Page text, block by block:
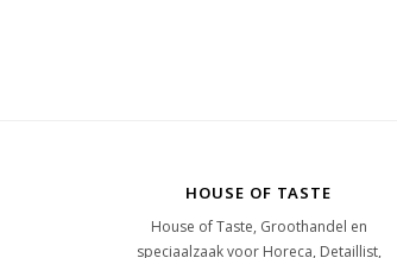
HOUSE OF TASTE
House of Taste, Groothandel en
speciaalzaak voor Horeca, Detaillist,